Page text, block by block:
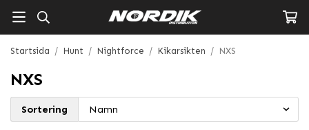
Startsida / Hunt / Nightforce / Kikarsikten / NXS
NXS
Sortering